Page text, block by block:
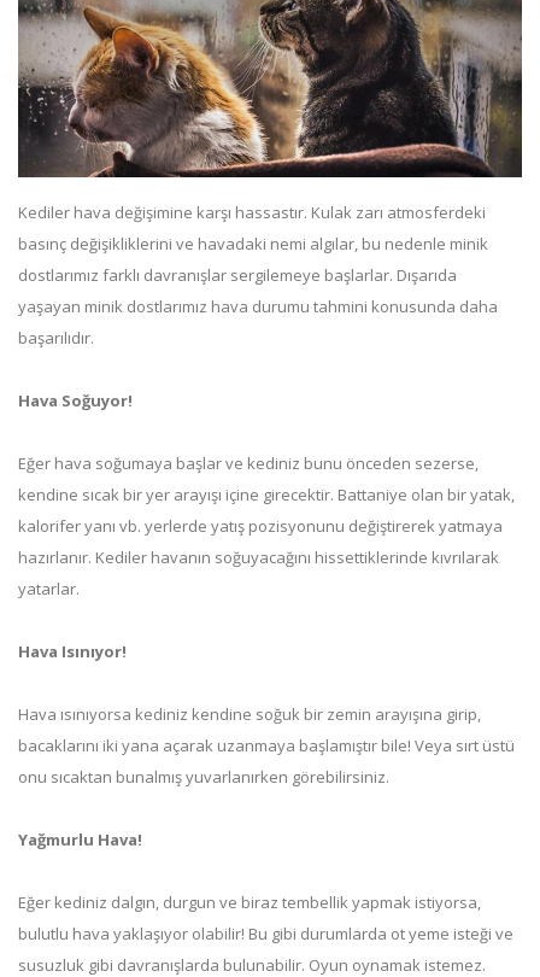
Kediler hava değişimine karşı hassastır. Kulak zarı atmosferdeki
basınç değişikliklerini ve havadaki nemi algılar, bu nedenle minik
dostlarımız farklı davranışlar sergilemeye başlarlar. Dışarıda
yaşayan minik dostlarımız hava durumu tahmini konusunda daha
başarılıdır.
Hava Soğuyor!
Eğer hava soğumaya başlar ve kediniz bunu önceden sezerse,
kendine sıcak bir yer arayışı içine girecektir. Battaniye olan bir yatak,
kalorifer yanı vb. yerlerde yatış pozisyonunu değiştirerek yatmaya
hazırlanır. Kediler havanın soğuyacağını hissettiklerinde kıvrılarak
yatarlar.
Hava Isınıyor!
Hava ısınıyorsa kediniz kendine soğuk bir zemin arayışına girip,
bacaklarını iki yana açarak uzanmaya başlamıştır bile! Veya sırt üstü
onu sıcaktan bunalmış yuvarlanırken görebilirsiniz.
Yağmurlu Hava!
Eğer kediniz dalgın, durgun ve biraz tembellik yapmak istiyorsa,
bulutlu hava yaklaşıyor olabilir! Bu gibi durumlarda ot yeme isteği ve
susuzluk gibi davranışlarda bulunabilir. Oyun oynamak istemez.